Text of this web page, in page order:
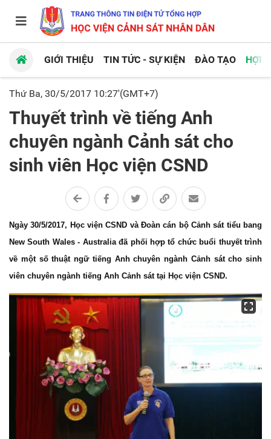
GIỚI THIỆU TIN TỨC - SỰ KIỆN ĐÀO TẠO HỢP
Thứ Ba, 30/5/2017 10:27'(GMT+7)
Thuyết trình về tiếng Anh
chuyên ngành Cảnh sát cho
sinh viên Học viện CSND
Ngày 30/5/2017, Học viện CSND và Đoàn cán bộ Cảnh sát tiểu bang
New South Wales - Australia đã phối hợp tổ chức buổi thuyết trình
về một số thuật ngữ tiếng Anh chuyên ngành Cảnh sát cho sinh
viên chuyên ngành tiếng Anh Cảnh sát tại Học viện CSND.